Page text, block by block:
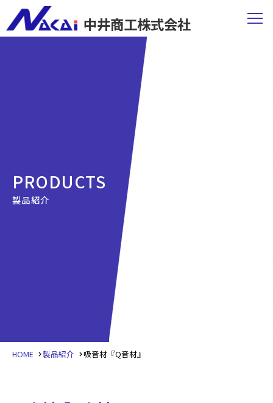
中井商工株式会社
PRODUCTS
製品紹介
HOME 製品紹介 吸音材『Q音材』